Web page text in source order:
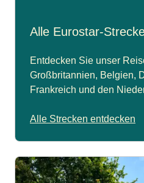
Alle Eurostar-
Entdecken Sie unser
Großbritannien, Belgien,
Frankreich und den
Alle Strecken entdecken